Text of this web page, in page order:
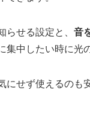
らせる設定と、 音
集中したい時に光
にせず使えるのも